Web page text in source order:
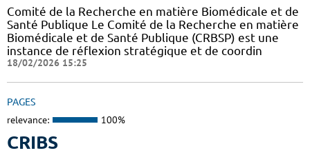
Comité de la Recherche en matière Biomédicale et de
Santé Publique Le Comité de la Recherche en matière
Biomédicale et de Santé Publique (CRBSP) est une
instance de réflexion stratégique et de coordin
18/02/2026 15:25
PAGES
relevance: 100%
CRIBS